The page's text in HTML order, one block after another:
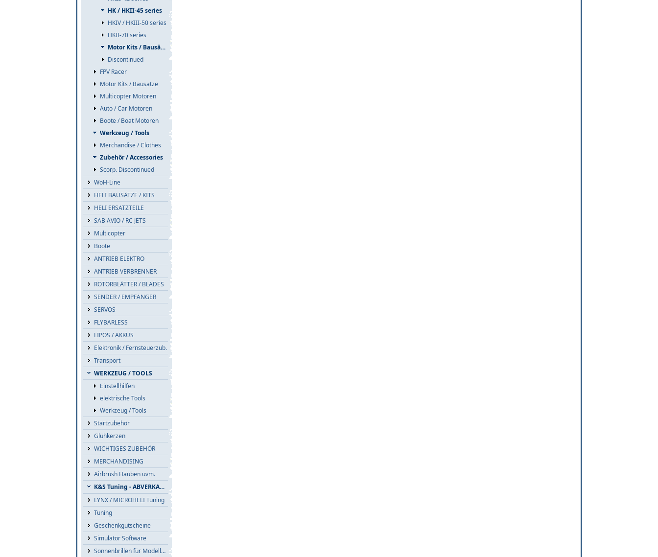
HK / HKII-45 series
HKIV / HKIII-50 series
HKII-70 series
Motor Kits / Bausätze
Discontinued
FPV Racer
Motor Kits / Bausätze
Multicopter Motoren
Auto / Car Motoren
Boote / Boat Motoren
Werkzeug / Tools
Merchandise / Clothes
Zubehör / Accessories
Scorp. Discontinued
WoH-Line
HELI BAUSÄTZE / KITS
HELI ERSATZTEILE
SAB AVIO / RC JETS
Multicopter
Boote
ANTRIEB ELEKTRO
ANTRIEB VERBRENNER
ROTORBLÄTTER / BLADES
SENDER / EMPFÄNGER
SERVOS
FLYBARLESS
LIPOS / AKKUS
Elektronik / Fernsteuerzub.
Transport
WERKZEUG / TOOLS
Einstellhilfen
elektrische Tools
Werkzeug / Tools
Startzubehör
Glühkerzen
WICHTIGES ZUBEHÖR
MERCHANDISING
Airbrush Hauben uvm.
K&S Tuning - ABVERKAUF
LYNX / MICROHELI Tuning
Tuning
Geschenkgutscheine
Simulator Software
Sonnenbrillen für Modellflieger